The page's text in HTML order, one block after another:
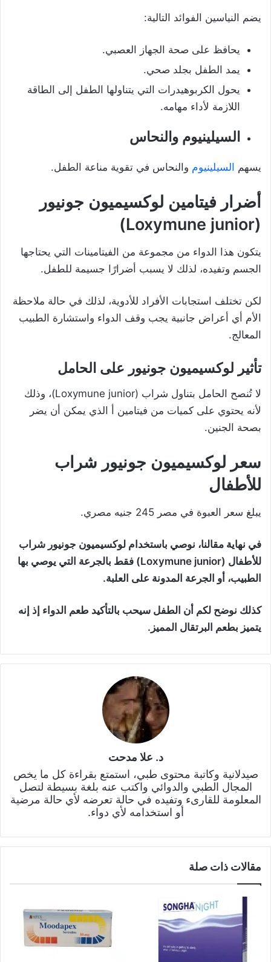
يضم النياسين الفوائد التالية:
يحافظ على صحة الجهاز العصبي.
يمد الطفل بجلد صحي.
يحول الكربوهيدرات التي يتناولها الطفل إلى الطاقة
اللازمة لأداء مهامه.
السيلينيوم والنحاس
يسهم السيلينيوم والنحاس في تقوية مناعة الطفل.
أضرار فيتامين لوكسيميون جونيور
(Loxymune junior)
يتكون هذا الدواء من مجموعة من الفيتامينات التي يحتاجها
الجسم وتفيده، لذلك لا يسبب أضرارًا جسيمة للطفل.
لكن تختلف استجابات الأفراد للأدوية، لذلك في حالة ملاحظة
الأم أي أعراض جانبية يجب وقف الدواء واستشارة الطبيب
المعالج.
تأثير لوكسيميون جونيور على الحامل
لا تُنصح الحامل بتناول شراب (Loxymune junior)، وذلك
لأنه يحتوي على كميات من فيتامين أ الذي يمكن أن يضر
بصحة الجنين.
سعر لوكسيميون جونيور شراب
للأطفال
يبلغ سعر العبوة في مصر 245 جنيه مصري.
في نهاية مقالنا، نوصي باستخدام لوكسيميون جونيور شراب
للأطفال (Loxymune junior) فقط بالجرعة التي يوصي بها
الطبيب، أو الجرعة المدونة على العلبة.
كذلك نوضح لكم أن الطفل سيحب بالتأكيد طعم الدواء إذ إنه
يتميز بطعم البرتقال المميز.
د. علا مدحت
صيدلانية وكاتبة محتوى طبي، استمتع بقراءة كل ما يخص
المجال الطبي والدوائي واكتب عنه بلغة بسيطة لتصل
المعلومة للقارىء وتفيده في حالة تعرضه لأي حالة مرضية
أو استخدامه لأي دواء.
مقالات ذات صلة